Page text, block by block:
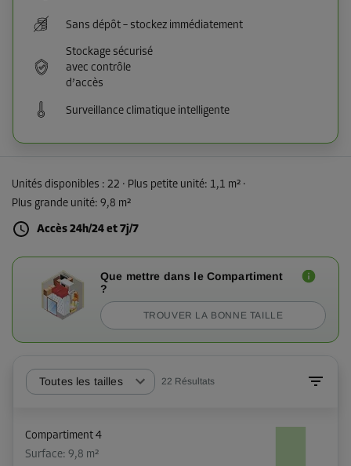
Sans dépôt – stockez immédiatement
Stockage sécurisé
avec contrôle
d’accès
Surveillance climatique intelligente
Unités disponibles : 22 · Plus petite unité: 1,1 m² ·
Plus grande unité: 9,8 m²
Accès 24h/24 et 7j/7
Que mettre dans le Compartiment
?
TROUVER LA BONNE TAILLE
Toutes les tailles 22 Résultats
Compartiment 4
Surface: 9,8 m²